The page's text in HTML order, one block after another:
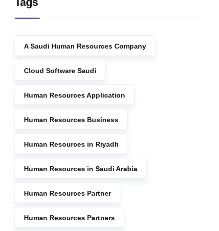
A Saudi Human Resources Company
Cloud Software Saudi
Human Resources Application
Human Resources Business
Human Resources in Riyadh
Human Resources in Saudi Arabia
Human Resources Partner
Human Resources Partners